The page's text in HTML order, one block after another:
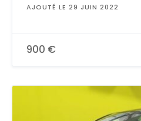
AJOUTÉ LE 29 JUIN 2022
900 €